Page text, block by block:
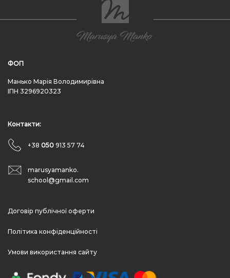
ФОП
Манько Марія Володимирівна
ІПН 3296920323
Контакти:
+38 050 913 57 74
marusyamanko.
school@gmail.com
Договір публічної оферти
Політика конфіденційності
Умови використання сайту